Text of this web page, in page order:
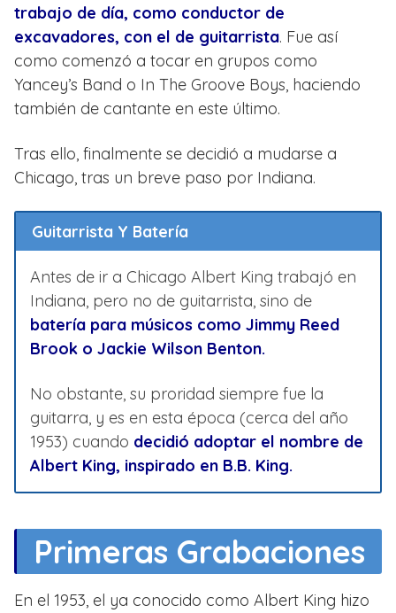
trabajo de día, como conductor de
excavadores, con el de guitarrista. Fue así
como comenzó a tocar en grupos como
Yancey’s Band o In The Groove Boys, haciendo
también de cantante en este último.
Tras ello, finalmente se decidió a mudarse a
Chicago, tras un breve paso por Indiana.
Guitarrista Y Batería
Antes de ir a Chicago Albert King trabajó en
Indiana, pero no de guitarrista, sino de
batería para músicos como Jimmy Reed
Brook o Jackie Wilson Benton.
No obstante, su proridad siempre fue la
guitarra, y es en esta época (cerca del año
1953) cuando decidió adoptar el nombre de
Albert King, inspirado en B.B. King.
Primeras Grabaciones
En el 1953, el ya conocido como Albert King hizo